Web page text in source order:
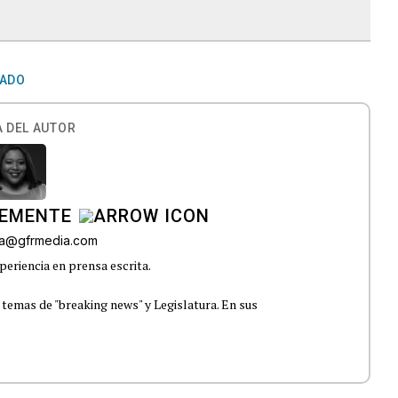
DEL AUTOR
en prensa escrita.
de "breaking news" y Legislatura. En sus